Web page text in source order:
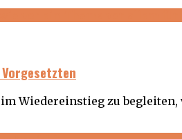
Wiedereinstieg zu